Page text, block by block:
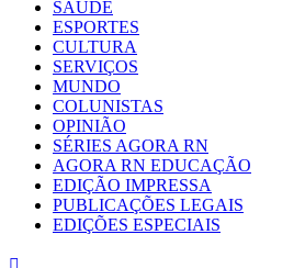
SAÚDE
ESPORTES
CULTURA
SERVIÇOS
MUNDO
COLUNISTAS
OPINIÃO
SÉRIES AGORA RN
AGORA RN EDUCAÇÃO
EDIÇÃO IMPRESSA
PUBLICAÇÕES LEGAIS
EDIÇÕES ESPECIAIS